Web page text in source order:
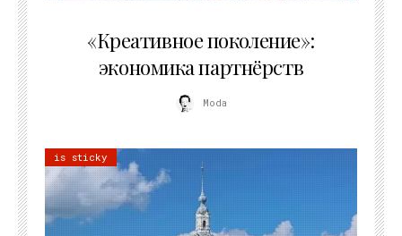
«Креативное поколение»:
экономика партнёрств
Moda
is sticky